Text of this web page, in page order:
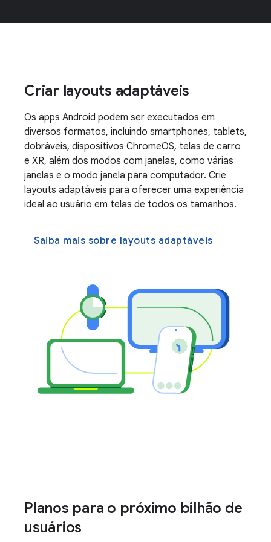
Criar layouts adaptáveis
Os apps Android podem ser executados em
diversos formatos, incluindo smartphones, tablets,
dobráveis, dispositivos ChromeOS, telas de carro
e XR, além dos modos com janelas, como várias
janelas e o modo janela para computador. Crie
layouts adaptáveis para oferecer uma experiência
ideal ao usuário em telas de todos os tamanhos.
Saiba mais sobre layouts adaptáveis
Planos para o próximo bilhão de
usuários